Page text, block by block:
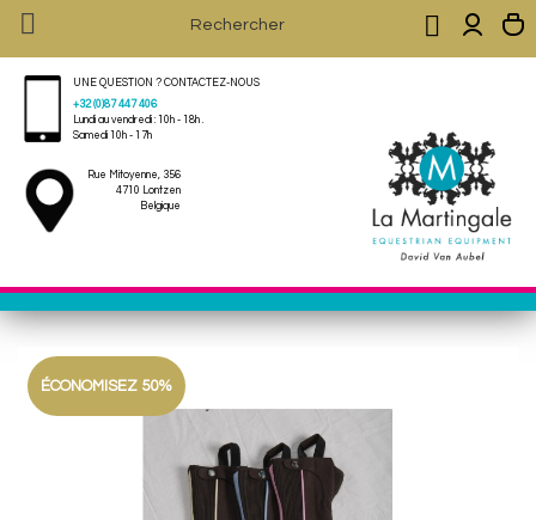
 
UNE QUESTION ? CONTACTEZ-NOUS
+32 (0)87 447 406
Lundi au vendredi : 10h - 18h .
Samedi 10h - 17h
Rue Mitoyenne, 356
4710 Lontzen
Belgique
ÉCONOMISEZ 50%